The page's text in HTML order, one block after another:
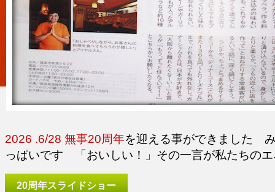
2026 .6/28 無事20周年を迎える事ができました
っぱいです 「おいしい！」その一言が私たちの
20周年スライドショー